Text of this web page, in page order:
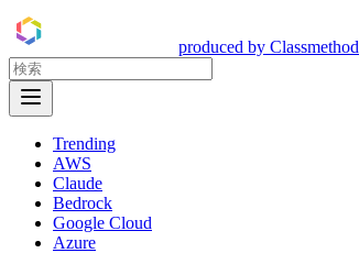
produced by Classmethod
Trending
AWS
Claude
Bedrock
Google Cloud
Azure